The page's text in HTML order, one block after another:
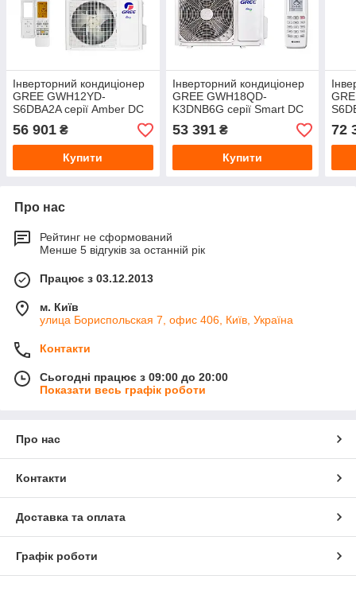
Інверторний кондиціонер
GREE GWH12YD-
S6DBA2A серії Amber DC
inverter
56 901 ₴
Купити
Інверторний кондиціонер
GREE GWH18QD-
K3DNB6G серії Smart DC
inverter
53 391₴
Купити
72
Про нас
Рейтинг не сформований
Менше 5 відгуків за останній рік
Працює з 03.12.2013
м. Київ
улица Бориспольская 7, офис 406, Київ, Україна
Контакти
Сьогодні працює з 09:00 до 20:00
Показати весь графік роботи
Про нас
Контакти
Доставка та оплата
Графік роботи